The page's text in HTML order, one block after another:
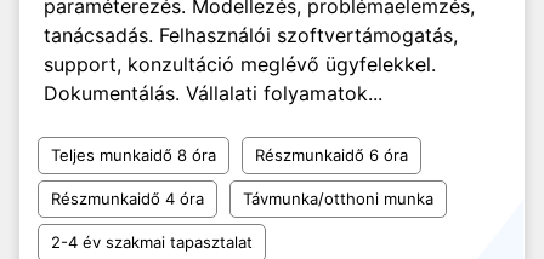
paraméterezés. Modellezés, problémaelemzés,
tanácsadás. Felhasználói szoftvertámogatás,
support, konzultáció meglévő ügyfelekkel.
Dokumentálás. Vállalati folyamatok...
Teljes munkaidő 8 óra Részmunkaidő 6 óra
Részmunkaidő 4 óra Távmunka/otthoni munka
2-4 év szakmai tapasztalat